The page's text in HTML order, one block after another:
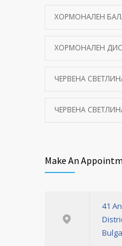
ХОРМОНАЛЕН
ХОРМОНАЛЕН
ЧЕРВЕНА
ЧЕРВЕНА
Make An
41